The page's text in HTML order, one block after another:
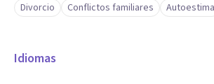
Divorcio
Conflictos familiares Autoestima
Idiomas